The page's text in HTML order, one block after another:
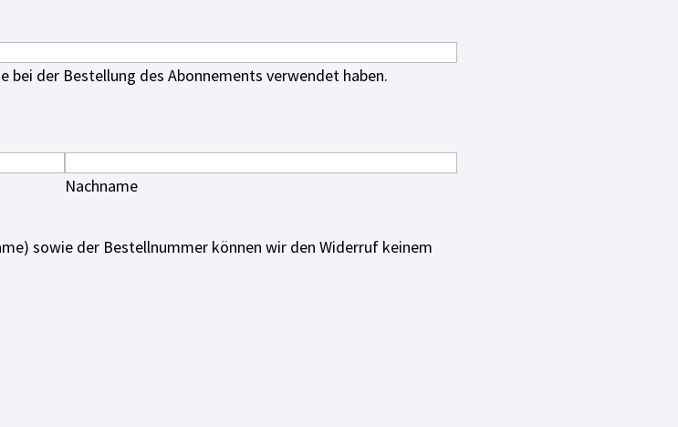
bei der Bestellung des Abonnements verwendet haben.
Nachname
sowie der Bestellnummer können wir den Widerruf keinem